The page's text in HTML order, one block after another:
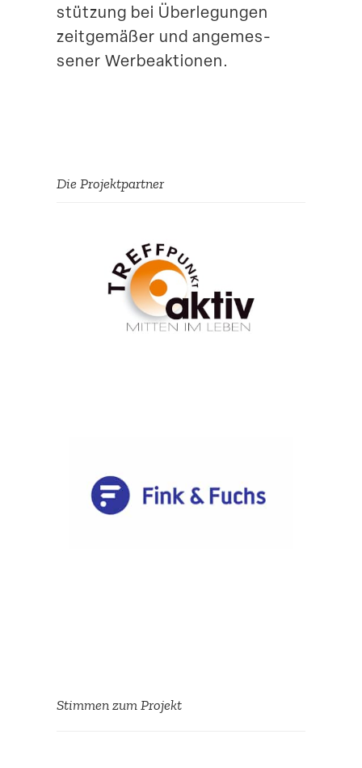
stützung bei Überle­gungen
zeitge­mäßer und angemes­
sener Werbeaktionen.
Die Projekt­partner
Stimmen zum Projekt